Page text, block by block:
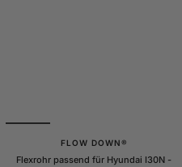
FLOW DOWN®
Flexrohr passend für Hyundai I30N -